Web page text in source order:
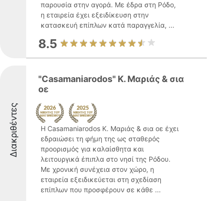
παρουσία στην αγορά. Με έδρα στη Ρόδο,
η εταιρεία έχει εξειδίκευση στην
κατασκευή επίπλων κατά παραγγελία, ...
8.5
Διακριθέντες
"Casamaniarodos" Κ. Μαριάς & σια
οε
Η Casamaniarodos Κ. Μαριάς & σια οε έχει
εδραιώσει τη φήμη της ως σταθερός
προορισμός για καλαίσθητα και
λειτουργικά έπιπλα στο νησί της Ρόδου.
Με χρονική συνέχεια στον χώρο, η
εταιρεία εξειδικεύεται στη σχεδίαση
επίπλων που προσφέρουν σε κάθε ...